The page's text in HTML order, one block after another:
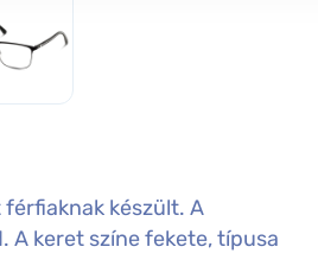
készült. A
A keret színe fekete, típusa